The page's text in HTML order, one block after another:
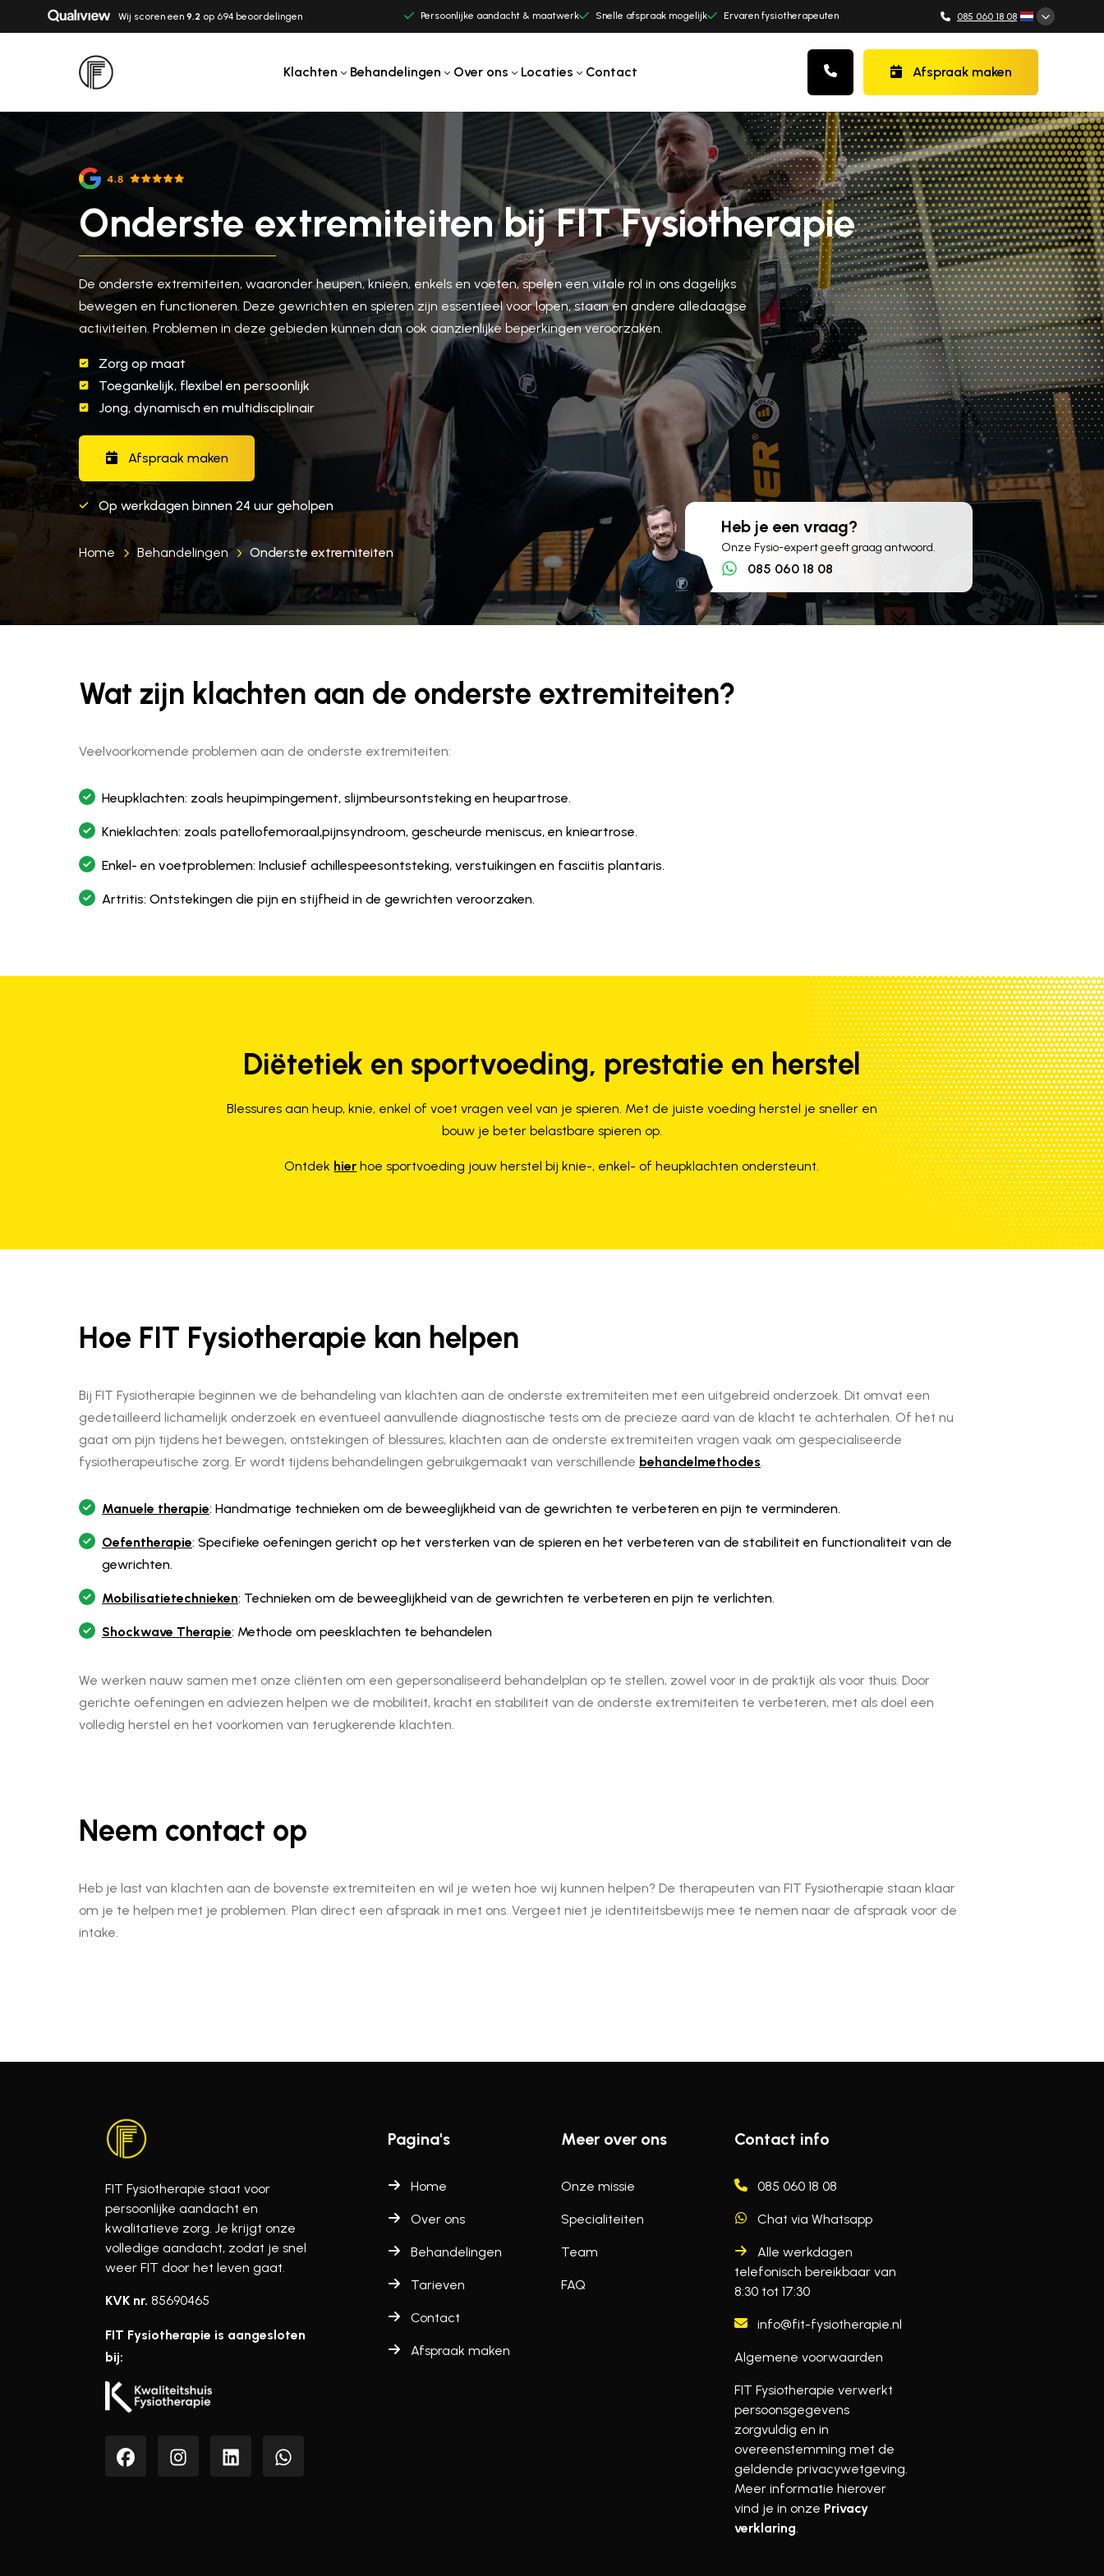
Wij scoren een 9,2 op 694 beoordelingen Persoonlijke aandacht & maatwerk Snelle afspraak mogelijk Ervaren fysiotherapeuten 085 060 18 08
Klachten Behandelingen Over ons Locaties Contact Afspraak maken
Onderste extremiteiten bij FIT Fysiotherapie
De onderste extremiteiten, waaronder heupen, knieën, enkels en voeten, spelen een vitale rol in ons dagelijks
bewegen en functioneren. Deze gewrichten en spieren zijn essentieel voor lopen, staan en andere alledaagse
activiteiten. Problemen in deze gebieden kunnen dan ook aanzienlijke beperkingen veroorzaken.
Zorg op maat
Toegankelijk, flexibel en persoonlijk
Jong, dynamisch en multidisciplinair
Afspraak maken
Op werkdagen binnen 24 uur geholpen
Home Behandelingen Onderste extremiteiten
Heb je een vraag?
Onze Fysio-expert geeft graag antwoord.
085 060 18 08
Wat zijn klachten aan de onderste extremiteiten?
Veelvoorkomende problemen aan de onderste extremiteiten:
Heupklachten: zoals heupimpingement, slijmbeursontsteking en heupartrose.
Knieklachten: zoals patellofemoraal,pijnsyndroom, gescheurde meniscus, en knieartrose.
Enkel- en voetproblemen: Inclusief achillespeesontsteking, verstuikingen en fasciitis plantaris.
Artritis: Ontstekingen die pijn en stijfheid in de gewrichten veroorzaken.
Diëtetiek en sportvoeding, prestatie en herstel
Blessures aan heup, knie, enkel of voet vragen veel van je spieren. Met de juiste voeding herstel je sneller en
bouw je beter belastbare spieren op.
Ontdek hier hoe sportvoeding jouw herstel bij knie-, enkel- of heupklachten ondersteunt.
Hoe FIT Fysiotherapie kan helpen
Bij FIT Fysiotherapie beginnen we de behandeling van klachten aan de onderste extremiteiten met een uitgebreid onderzoek. Dit omvat een
gedetailleerd lichamelijk onderzoek en eventueel aanvullende diagnostische tests om de precieze aard van de klacht te achterhalen. Of het nu
gaat om pijn tijdens het bewegen, ontstekingen of blessures, klachten aan de onderste extremiteiten vragen vaak om gespecialiseerde
fysiotherapeutische zorg. Er wordt tijdens behandelingen gebruikgemaakt van verschillende behandelmethodes.
Manuele therapie: Handmatige technieken om de beweeglijkheid van de gewrichten te verbeteren en pijn te verminderen.
Oefentherapie: Specifieke oefeningen gericht op het versterken van de spieren en het verbeteren van de stabiliteit en functionaliteit van de
gewrichten.
Mobilisatietechnieken: Technieken om de beweeglijkheid van de gewrichten te verbeteren en pijn te verlichten.
Shockwave Therapie: Methode om peesklachten te behandelen
We werken nauw samen met onze cliënten om een gepersonaliseerd behandelplan op te stellen, zowel voor in de praktijk als voor thuis. Door
gerichte oefeningen en adviezen helpen we de mobiliteit, kracht en stabiliteit van de onderste extremiteiten te verbeteren, met als doel een
volledig herstel en het voorkomen van terugkerende klachten.
Neem contact op
Heb je last van klachten aan de bovenste extremiteiten en wil je weten hoe wij kunnen helpen? De therapeuten van FIT Fysiotherapie staan klaar
om je te helpen met je problemen. Plan direct een afspraak in met ons. Vergeet niet je identiteitsbewijs mee te nemen naar de afspraak voor de
intake.
FIT Fysiotherapie staat voor
persoonlijke aandacht en
kwalitatieve zorg. Je krijgt onze
volledige aandacht, zodat je snel
weer FIT door het leven gaat.
KVK nr. 85690465
FIT Fysiotherapie is aangesloten
bij:
Pagina's
Home
Over ons
Behandelingen
Tarieven
Contact
Afspraak maken
Meer over ons
Onze missie
Specialiteiten
Team
FAQ
Contact info
085 060 18 08
Chat via Whatsapp
Alle werkdagen
telefonisch bereikbaar van
8:30 tot 17:30
info@fit-fysiotherapie.nl
Algemene voorwaarden
FIT Fysiotherapie verwerkt
persoonsgegevens
zorgvuldig en in
overeenstemming met de
geldende privacywetgeving.
Meer informatie hierover
vind je in onze Privacy
verklaring.